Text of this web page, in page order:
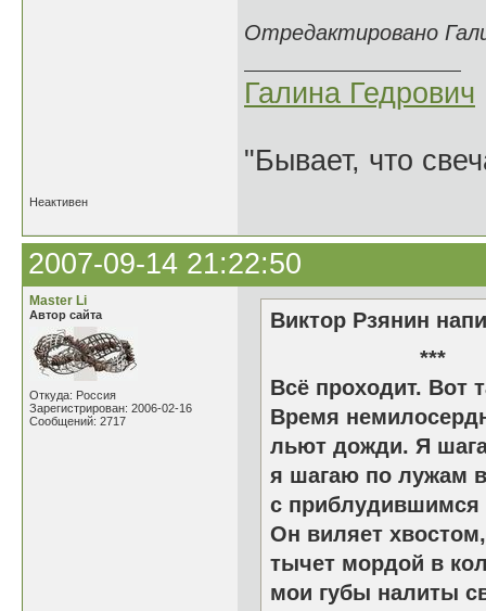
Отредактировано
Галина Гедрович
"Бывает, что
Неактивен
2007-09-14 21:22:50
Master Li
Автор сайта
Откуда: Россия
Зарегистрирован: 2006-02-16
Сообщений: 2717
Виктор Рзянин
Всё проходит. Вот
Время
льют дожди. Я
я шагаю по лужам
с приблудившимся
Он виляет
тычет мордой в
мои губы налиты